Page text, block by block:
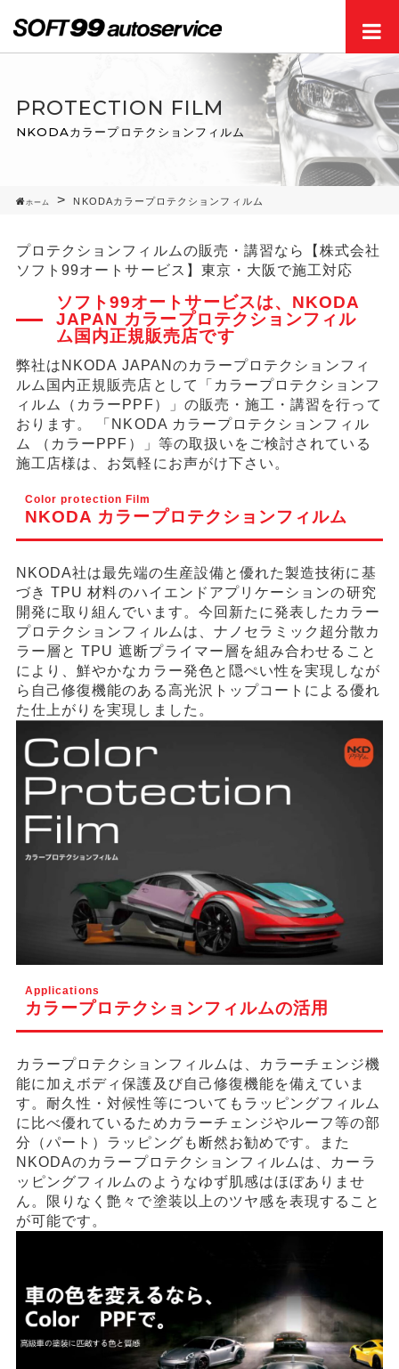
PROTECTION FILM
NKODAカラープロテクションフィルム
ホーム NKODAカラープロテクションフィルム
プロテクションフィルムの販売・講習なら【株式会社
ソフト99オートサービス】東京・大阪で施工対応
ソフト99オートサービスは、NKODA
JAPAN カラープロテクションフィル
ム国内正規販売店です
弊社はNKODA JAPANのカラープロテクションフィ
ルム国内正規販売店として「カラープロテクションフ
ィルム（カラーPPF）」の販売・施工・講習を行って
おります。 「NKODA カラープロテクションフィル
ム （カラーPPF）」等の取扱いをご検討されている
施工店様は、お気軽にお声がけ下さい。
NKODA カラープロテクションフィルム
Color protection Film
NKODA社は最先端の生産設備と優れた製造技術に基
づき TPU 材料のハイエンドアプリケーションの研究
開発に取り組んでいます。今回新たに発表したカラー
プロテクションフィルムは、ナノセラミック超分散カ
ラー層と TPU 遮断プライマー層を組み合わせること
により、鮮やかなカラー発色と隠ぺい性を実現しなが
ら自己修復機能のある高光沢トップコートによる優れ
た仕上がりを実現しました。
Applications
カラープロテクションフィルムの活用
カラープロテクションフィルムは、カラーチェンジ機
能に加えボディ保護及び自己修復機能を備えていま
す。耐久性・対候性等についてもラッピングフィルム
に比べ優れているためカラーチェンジやルーフ等の部
分（パート）ラッピングも断然お勧めです。また
NKODAのカラープロテクションフィルムは、カーラ
ッピングフィルムのようなゆず肌感はほぼありませ
ん。限りなく艶々で塗装以上のツヤ感を表現すること
が可能です。